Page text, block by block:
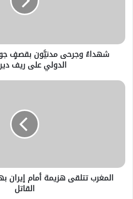
شهداءُ وجرحى مدنيَّون بقصفٍ
الدولي على ريف دير
المغرب تتلقى هزيمة أمام
القاتل